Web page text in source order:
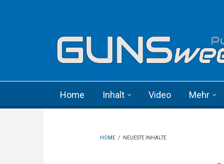
Home Inhalt Video Mehr
HOME / NEUESTE INHALTE